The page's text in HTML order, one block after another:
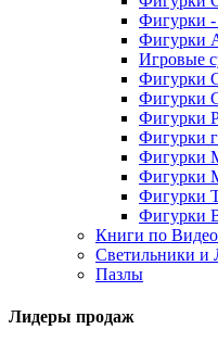
Фигурки -
Фигурки
Игровые
Фигурки
Фигурки
Фигурки
Фигурки
Фигурки
Фигурки
Фигурки
Фигурки
Книги по
Светильники и
Пазлы
Лидеры продаж